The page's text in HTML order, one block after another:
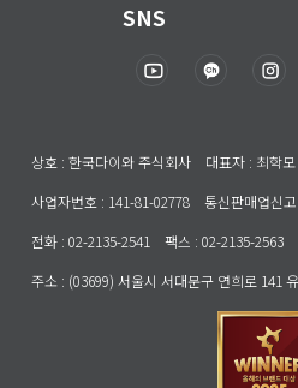
SNS
상호 : 한국다이와 주식회사 대표자 : 최학모
사업자번호 : 141-81-02778 통신판매업신
전화 : 02-2135-2541 팩스 : 02-2135-
주소 : (03699) 서울시 서대문구 연희로 141